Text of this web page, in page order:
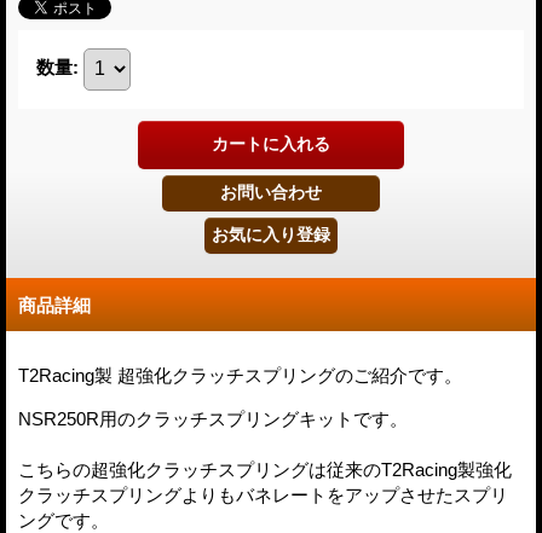
数量:
商品詳細
T2Racing製 超強化クラッチスプリングのご紹介です。
NSR250R用のクラッチスプリングキットです。
こちらの超強化クラッチスプリングは従来のT2Racing製強化
クラッチスプリングよりもバネレートをアップさせたスプリ
ングです。